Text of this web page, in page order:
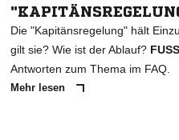
Die "Kapitänsregelung" hält
gilt sie? Wie ist der Ablauf?
Antworten zum Thema im FAQ.
Mehr lesen